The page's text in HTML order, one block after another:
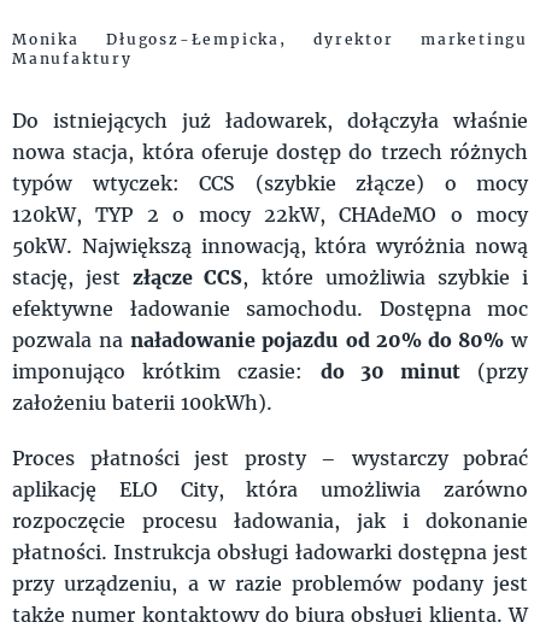
Monika Długosz-Łempicka, dyrektor marketingu
Manufaktury
Do istniejących już ładowarek, dołączyła właśnie
nowa stacja, która oferuje dostęp do trzech różnych
typów wtyczek: CCS (szybkie złącze) o mocy
120kW, TYP 2 o mocy 22kW, CHAdeMO o mocy
50kW. Największą innowacją, która wyróżnia nową
stację, jestzłącze CCS, które umożliwia szybkie i
efektywne ładowanie samochodu. Dostępna moc
pozwala nanaładowanie pojazdu od 20% do 80%w
imponująco krótkim czasie: do 30 minut(przy
założeniu baterii 100kWh).
Proces płatności jest prosty – wystarczy pobrać
aplikację ELO City, która umożliwia zarówno
rozpoczęcie procesu ładowania, jak i dokonanie
płatności. Instrukcja obsługi ładowarki dostępna jest
przy urządzeniu, a w razie problemów podany jest
także numer kontaktowy do biura obsługi klienta. W